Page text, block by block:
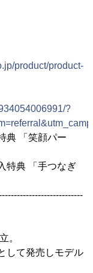
product/product-
?
典 「笑顔パー
典 「手つなぎ
。
して発売しモデル